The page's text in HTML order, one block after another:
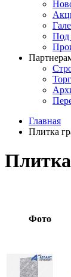
Под
Главная
Плитка
Фото